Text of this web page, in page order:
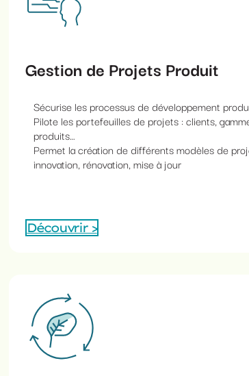
Gestion de Projets Produit
Sécurise les processus de développement
Pilote les portefeuilles de projets : clients,
produits…
Permet la création de différents modèles de
innovation, rénovation, mise à jour
Découvrir >